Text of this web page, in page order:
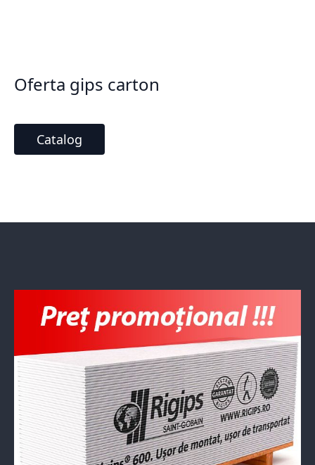
Oferta gips carton
Catalog